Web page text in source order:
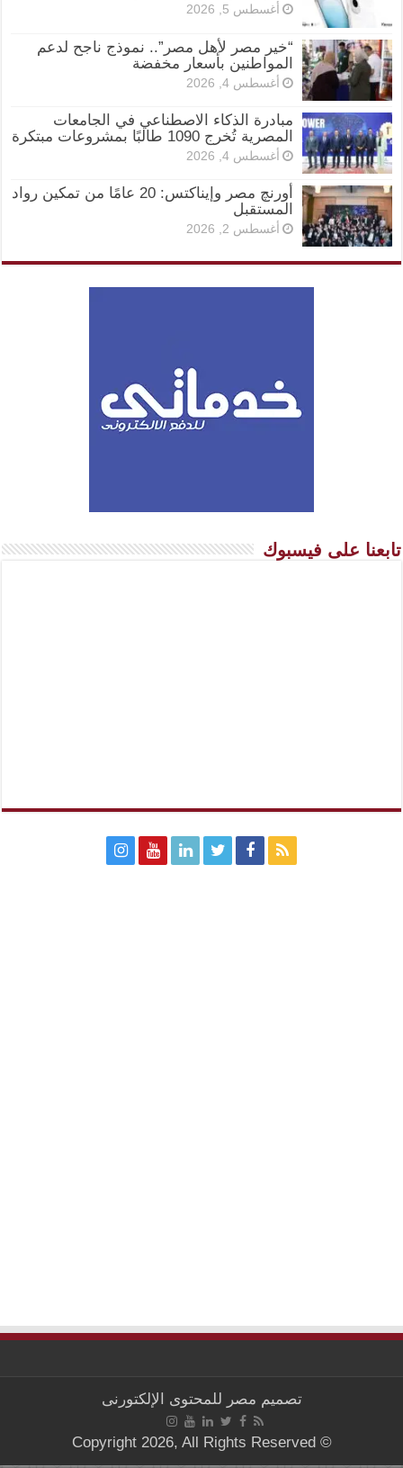
أغسطس 5, 2026
“خير مصر لأهل مصر”.. نموذج ناجح لدعم
المواطنين بأسعار مخفضة
أغسطس 4, 2026
مبادرة الذكاء الاصطناعي في الجامعات
المصرية تُخرج 1090 طالبًا بمشروعات مبتكرة
أغسطس 4, 2026
أورنچ مصر وإيناكتس: 20 عامًا من تمكين رواد
المستقبل
أغسطس 2, 2026
تابعنا على فيسبوك
تصميم مصر للمحتوى الإلكتورنى
© Copyright 2026, All Rights Reserved